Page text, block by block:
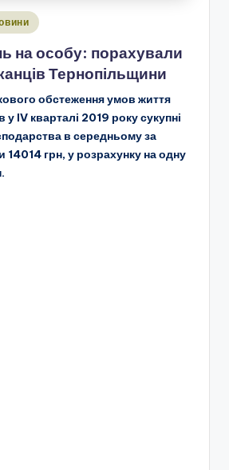
на особу: порахували
Тернопільщини
обстеження умов життя
ІV кварталі 2019 року сукупні
в середньому за
14014 грн, у розрахунку на одну